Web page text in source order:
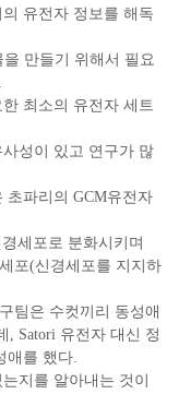
유전자 정보를 해독
만들기 위해서 필요
최소의 유전자 세트
성이 있고 연구가 많
초파리의 GCM유전자
세포로 분화시키며
포(신경세포를 지지하
팀은 수컷끼리 동성애
, Satori 유전자 대신 정
애를 했다.
지를 알아내는 것이